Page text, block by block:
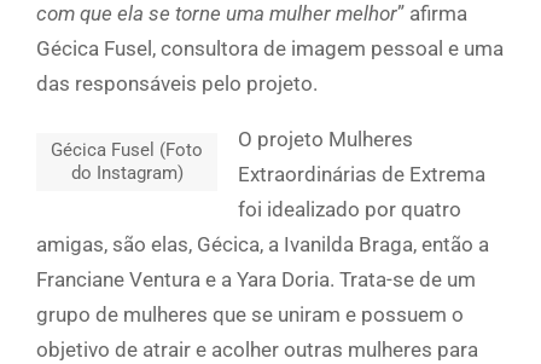
com que ela se torne uma mulher melhor” afirma
Gécica Fusel, consultora de imagem pessoal e uma
das responsáveis pelo projeto.
Gécica Fusel (Foto
do Instagram)
O projeto Mulheres
Extraordinárias de Extrema
foi idealizado por quatro
amigas, são elas, Gécica, a Ivanilda Braga, então a
Franciane Ventura e a Yara Doria. Trata-se de um
grupo de mulheres que se uniram e possuem o
objetivo de atrair e acolher outras mulheres para